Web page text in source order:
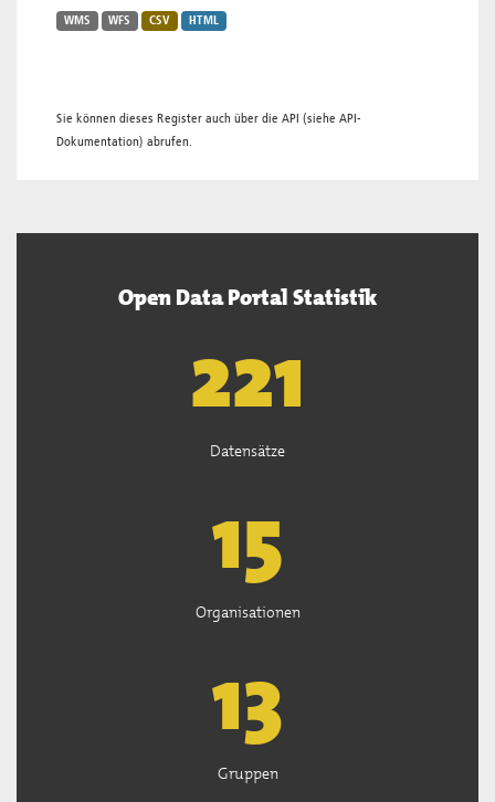
WMS WFS CSV HTML
Sie können dieses Register auch über die API (siehe API-
Dokumentation) abrufen.
Open Data Portal Statistik
222
Datensätze
15
Organisationen
13
Gruppen